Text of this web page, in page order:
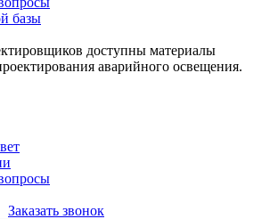
базы
доступны материалы
аварийного освещения.
Заказать звонок